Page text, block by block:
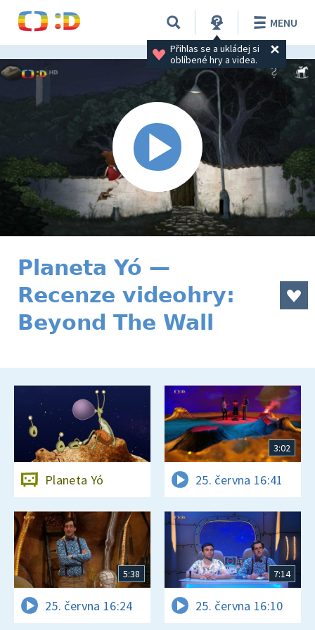
Přihlas se a ukládej si
oblíbené hry a videa.
MENU
Planeta Yó —
Recenze videohry:
Beyond The Wall
Planeta Yó
3:02
25. června 16:41
5:38
25. června 16:24
7:14
25. června 16:10